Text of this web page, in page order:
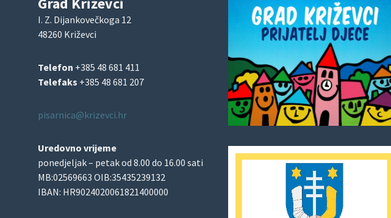
I. Z. Dijankovečkoga 12
48260 Križevci
Telefon +385 48 681 411
Telefaks +385 48 681 207
pisarnica@krizevci.hr
Uredovno vrijeme
ponedjeljak – petak od 8.00 do 16.00 sati
MB:02569663 OIB:35435239132
IBAN: HR9024020061821400000